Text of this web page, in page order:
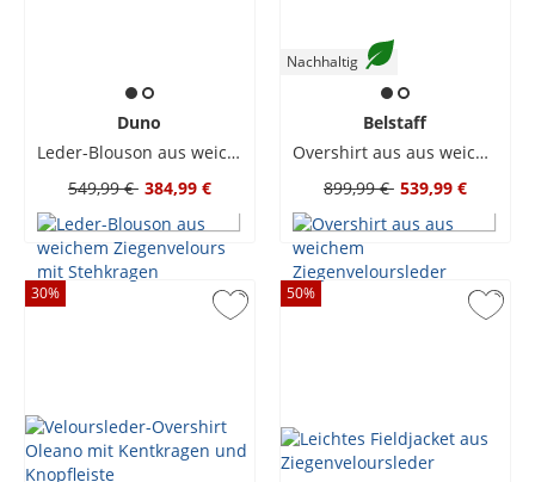
Duno
Leder-Blouson aus weichem Ziegenvelours mit Stehkragen
549,99 € 384,99 €
Nachhaltig
Belstaff
Overshirt aus aus weichem Ziegenveloursleder
899,99 € 539,99 €
30% 50%